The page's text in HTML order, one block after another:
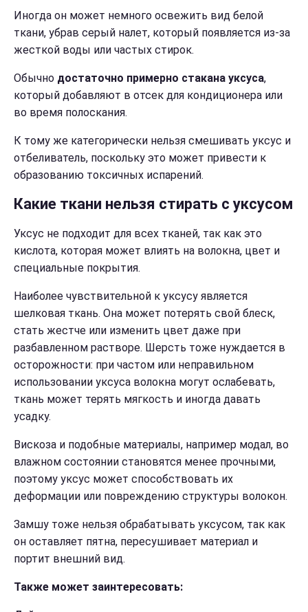
Иногда он может немного освежить вид белой
ткани, убрав серый налет, который появляется из-за
жесткой воды или частых стирок.
Обычно достаточно примерно стакана уксуса,
который добавляют в отсек для кондиционера или
во время полоскания.
К тому же категорически нельзя смешивать уксус и
отбеливатель, поскольку это может привести к
образованию токсичных испарений.
Какие ткани нельзя стирать с уксусом
Уксус не подходит для всех тканей, так как это
кислота, которая может влиять на волокна, цвет и
специальные покрытия.
Наиболее чувствительной к уксусу является
шелковая ткань. Она может потерять свой блеск,
стать жестче или изменить цвет даже при
разбавленном растворе. Шерсть тоже нуждается в
осторожности: при частом или неправильном
использовании уксуса волокна могут ослабевать,
ткань может терять мягкость и иногда давать
усадку.
Вискоза и подобные материалы, например модал, во
влажном состоянии становятся менее прочными,
поэтому уксус может способствовать их
деформации или повреждению структуры волокон.
Замшу тоже нельзя обрабатывать уксусом, так как
он оставляет пятна, пересушивает материал и
портит внешний вид.
Также может заинтересовать: